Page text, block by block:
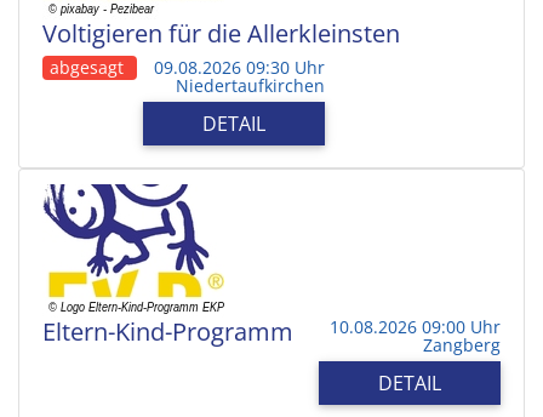
Voltigieren für die Allerkleinsten
abgesagt 09.08.2026 09:30 Uhr
Niedertaufkirchen
DETAIL
Eltern-Kind-Programm 10.08.2026 09:00 Uhr
Zangberg
DETAIL